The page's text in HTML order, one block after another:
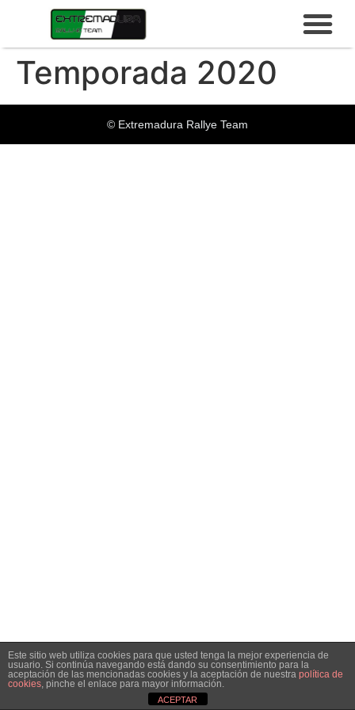
Temporada 2020
© Extremadura Rallye Team
Este sitio web utiliza cookies para que usted tenga la mejor experiencia de
usuario. Si continúa navegando está dando su consentimiento para la
aceptación de las mencionadas cookies y la aceptación de nuestra política de
cookies, pinche el enlace para mayor información.
ACEPTAR